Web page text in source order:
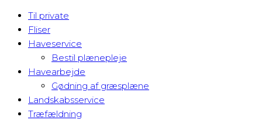
Til private
Fliser
Haveservice
Bestil plænepleje
Havearbejde
Gødning af græsplæne
Landskabsservice
Træfældning